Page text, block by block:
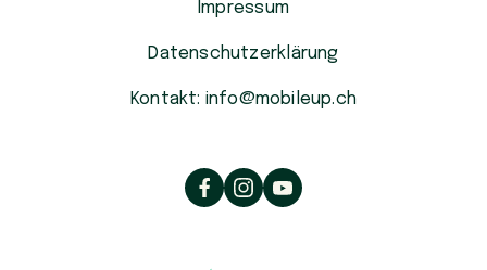
Impressum
Datenschutzerklärung
Kontakt: info@mobileup.ch